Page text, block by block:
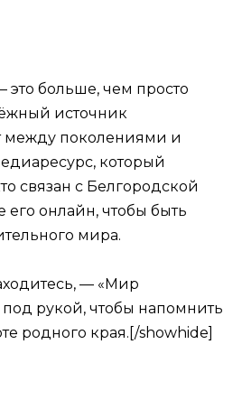
больше, чем просто
источник
поколениями и
который
связан с Белгородской
его онлайн, чтобы быть
мира.
— «Мир
под рукой, чтобы напомнить
родного края.[/showhide]